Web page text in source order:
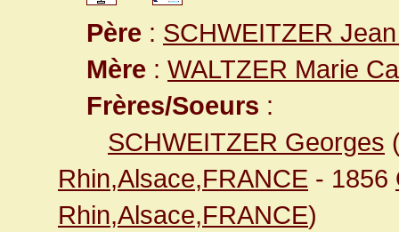
Père : SCHWEITZER
Mère : WALTZER Marie
Frères/Soeurs :
SCHWEITZER Georges
Rhin,Alsace,FRANCE - 1856
Rhin,Alsace,FRANCE)